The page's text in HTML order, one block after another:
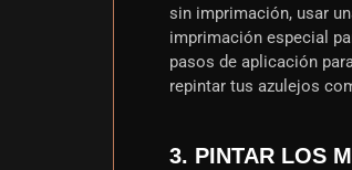
sin imprimación, usar
imprimación especial
pasos de aplicación
repintar tus azulejos
3. PINTAR LOS